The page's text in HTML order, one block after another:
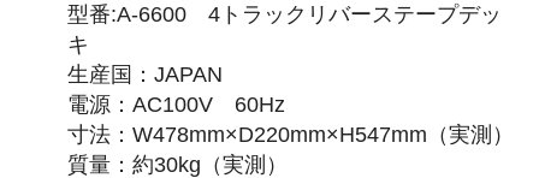
型番:A-6600 4トラックリバーステープデッ
キ
生産国：JAPAN
電源：AC100V 60Hz
寸法：W478mm×D220mm×H547mm（実測）
質量：約30kg（実測）